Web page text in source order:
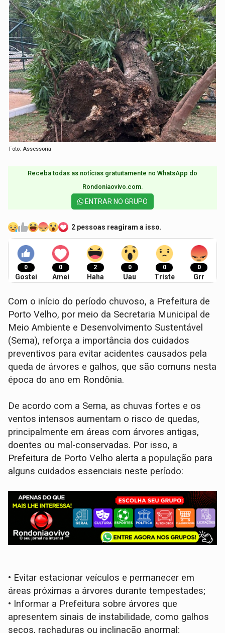
Foto: Assessoria
Receba todas as notícias gratuitamente no WhatsApp do
Rondoniaovivo.com.​
ENTRAR NO GRUPO
2 pessoas reagiram a isso.
0
Gostei
0
Amei
2
Haha
0
Uau
0
Triste
0
Grr
Com o início do período chuvoso, a Prefeitura de
Porto Velho, por meio da Secretaria Municipal de
Meio Ambiente e Desenvolvimento Sustentável
(Sema), reforça a importância dos cuidados
preventivos para evitar acidentes causados pela
queda de árvores e galhos, que são comuns nesta
época do ano em Rondônia.
De acordo com a Sema, as chuvas fortes e os
ventos intensos aumentam o risco de quedas,
principalmente em áreas com árvores antigas,
doentes ou mal-conservadas. Por isso, a
Prefeitura de Porto Velho alerta a população para
alguns cuidados essenciais neste período:
• Evitar estacionar veículos e permanecer em
áreas próximas a árvores durante tempestades;
• Informar a Prefeitura sobre árvores que
apresentem sinais de instabilidade, como galhos
secos, rachaduras ou inclinação anormal;